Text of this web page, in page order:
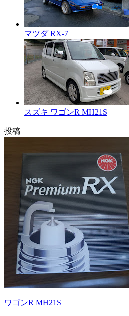
マツダ RX-7
スズキ ワゴンR MH21S
投稿
ワゴンR MH21S